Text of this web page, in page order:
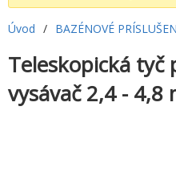
Úvod / BAZÉNOVÉ
Teleskopická tyč
vysávač 2,4 - 4,8